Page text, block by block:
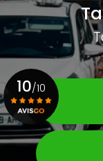
10/10
Voir le certificat